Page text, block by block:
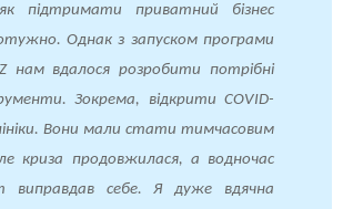
підтримати приватний бізнес
Однак з запуском програми
нам вдалося розробити потрібні
Зокрема, відкрити COVID-
Вони мали стати тимчасовим
криза продовжилася, а водночас
виправдав себе. Я дуже вдячна